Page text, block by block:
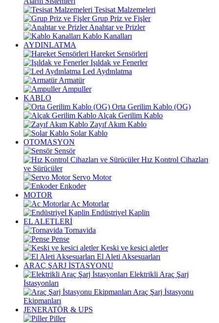
Tesisat Malzemeleri
Grup Priz ve Fişler
Anahtar ve Prizler
Kablo Kanalları
AYDINLATMA
Hareket Sensörleri
Işıldak ve Fenerler
Led Aydınlatma
Armatür
Ampuller
KABLO
Orta Gerilim Kablo (OG)
Alçak Gerilim Kablo
Zayıf Akım Kablo
Solar Kablo
OTOMASYON
Sensör
Hız Kontrol Cihazları
ve Sürücüler
Servo Motor
Enkoder
MOTOR
Ac Motorlar
Endüstriyel Kaplin
EL ALETLERİ
Tornavida
Pense
Keski ve kesici aletler
El Aleti Aksesuarları
ARAÇ ŞARJ İSTASYONU
Elektrikli Araç Şarj
İstasyonları
Araç Şarj İstasyonu
Ekipmanları
JENERATÖR & UPS
Piller